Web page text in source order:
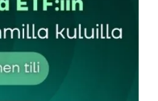
Pakolliset